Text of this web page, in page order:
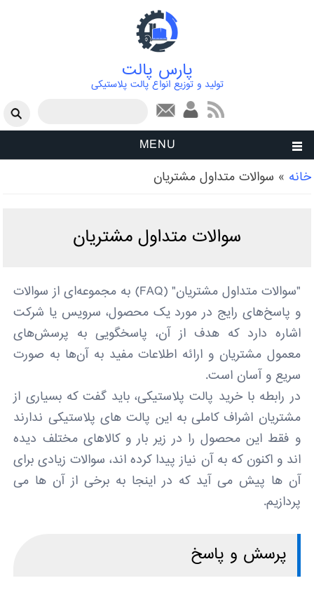
پارس پالت
تولید و توزیع انواع پالت پلاستیکی
فرم جستجو
MENU
شما اینجا هستید
خانه » سوالات متداول مشتریان
سوالات متداول مشتریان
"سوالات متداول مشتریان" (FAQ) به مجموعه‌ای از سوالات
و پاسخ‌های رایج در مورد یک محصول، سرویس یا شرکت
اشاره دارد که هدف از آن، پاسخگویی به پرسش‌های
معمول مشتریان و ارائه اطلاعات مفید به آن‌ها به صورت
سریع و آسان است.
در رابطه با خرید پالت پلاستیکی، باید گفت که بسیاری از
مشتریان اشراف کاملی به این پالت های پلاستیکی ندارند
و فقط این محصول را در زیر بار و کالاهای مختلف دیده
اند و اکنون که به آن نیاز پیدا کرده اند، سوالات زیادی برای
آن ها پیش می آید که در اینجا به برخی از آن ها می
پردازیم.
پرسش و پاسخ